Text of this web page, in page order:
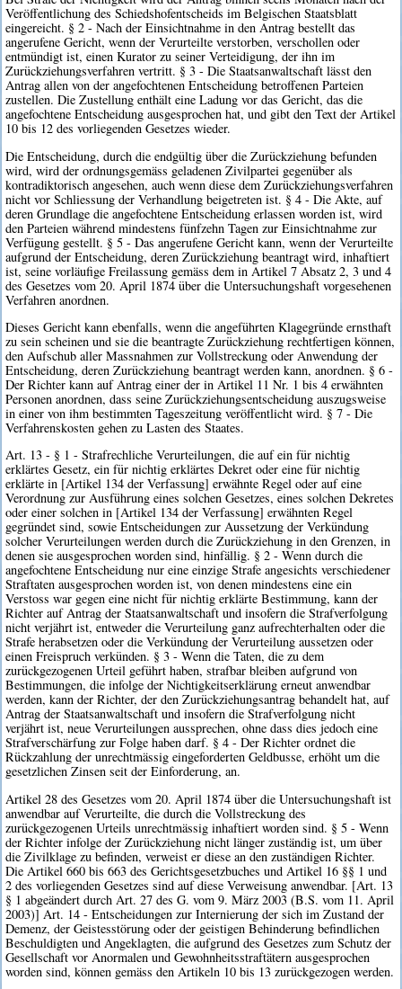
Veröffentlichung des Schiedshofentscheids im Belgischen Staatsblatt
eingereicht. § 2 - Nach der Einsichtnahme in den Antrag bestellt das
angerufene Gericht, wenn der Verurteilte verstorben, verschollen oder
entmündigt ist, einen Kurator zu seiner Verteidigung, der ihn im
Zurückziehungsverfahren vertritt. § 3 - Die Staatsanwaltschaft lässt den
Antrag allen von der angefochtenen Entscheidung betroffenen Parteien
zustellen. Die Zustellung enthält eine Ladung vor das Gericht, das die
angefochtene Entscheidung ausgesprochen hat, und gibt den Text der Artikel
10 bis 12 des vorliegenden Gesetzes wieder.
Die Entscheidung, durch die endgültig über die Zurückziehung befunden
wird, wird der ordnungsgemäss geladenen Zivilpartei gegenüber als
kontradiktorisch angesehen, auch wenn diese dem Zurückziehungsverfahren
nicht vor Schliessung der Verhandlung beigetreten ist. § 4 - Die Akte, auf
deren Grundlage die angefochtene Entscheidung erlassen worden ist, wird
den Parteien während mindestens fünfzehn Tagen zur Einsichtnahme zur
Verfügung gestellt. § 5 - Das angerufene Gericht kann, wenn der Verurteilte
aufgrund der Entscheidung, deren Zurückziehung beantragt wird, inhaftiert
ist, seine vorläufige Freilassung gemäss dem in Artikel 7 Absatz 2, 3 und 4
des Gesetzes vom 20. April 1874 über die Untersuchungshaft vorgesehenen
Verfahren anordnen.
Dieses Gericht kann ebenfalls, wenn die angeführten Klagegründe ernsthaft
zu sein scheinen und sie die beantragte Zurückziehung rechtfertigen können,
den Aufschub aller Massnahmen zur Vollstreckung oder Anwendung der
Entscheidung, deren Zurückziehung beantragt werden kann, anordnen. § 6 -
Der Richter kann auf Antrag einer der in Artikel 11 Nr. 1 bis 4 erwähnten
Personen anordnen, dass seine Zurückziehungsentscheidung auszugsweise
in einer von ihm bestimmten Tageszeitung veröffentlicht wird. § 7 - Die
Verfahrenskosten gehen zu Lasten des Staates.
Art. 13 - § 1 - Strafrechliche Verurteilungen, die auf ein für nichtig
erklärtes Gesetz, ein für nichtig erklärtes Dekret oder eine für nichtig
erklärte in [Artikel 134 der Verfassung] erwähnte Regel oder auf eine
Verordnung zur Ausführung eines solchen Gesetzes, eines solchen Dekretes
oder einer solchen in [Artikel 134 der Verfassung] erwähnten Regel
gegründet sind, sowie Entscheidungen zur Aussetzung der Verkündung
solcher Verurteilungen werden durch die Zurückziehung in den Grenzen, in
denen sie ausgesprochen worden sind, hinfällig. § 2 - Wenn durch die
angefochtene Entscheidung nur eine einzige Strafe angesichts verschiedener
Straftaten ausgesprochen worden ist, von denen mindestens eine ein
Verstoss war gegen eine nicht für nichtig erklärte Bestimmung, kann der
Richter auf Antrag der Staatsanwaltschaft und insofern die Strafverfolgung
nicht verjährt ist, entweder die Verurteilung ganz aufrechterhalten oder die
Strafe herabsetzen oder die Verkündung der Verurteilung aussetzen oder
einen Freispruch verkünden. § 3 - Wenn die Taten, die zu dem
zurückgezogenen Urteil geführt haben, strafbar bleiben aufgrund von
Bestimmungen, die infolge der Nichtigkeitserklärung erneut anwendbar
werden, kann der Richter, der den Zurückziehungsantrag behandelt hat, auf
Antrag der Staatsanwaltschaft und insofern die Strafverfolgung nicht
verjährt ist, neue Verurteilungen aussprechen, ohne dass dies jedoch eine
Strafverschärfung zur Folge haben darf. § 4 - Der Richter ordnet die
Rückzahlung der unrechtmässig eingeforderten Geldbusse, erhöht um die
gesetzlichen Zinsen seit der Einforderung, an.
Artikel 28 des Gesetzes vom 20. April 1874 über die Untersuchungshaft ist
anwendbar auf Verurteilte, die durch die Vollstreckung des
zurückgezogenen Urteils unrechtmässig inhaftiert worden sind. § 5 - Wenn
der Richter infolge der Zurückziehung nicht länger zuständig ist, um über
die Zivilklage zu befinden, verweist er diese an den zuständigen Richter.
Die Artikel 660 bis 663 des Gerichtsgesetzbuches und Artikel 16 §§ 1 und
2 des vorliegenden Gesetzes sind auf diese Verweisung anwendbar. [Art. 13
§ 1 abgeändert durch Art. 27 des G. vom 9. März 2003 (B.S. vom 11. April
2003)] Art. 14 - Entscheidungen zur Internierung der sich im Zustand der
Demenz, der Geistesstörung oder der geistigen Behinderung befindlichen
Beschuldigten und Angeklagten, die aufgrund des Gesetzes zum Schutz der
Gesellschaft vor Anormalen und Gewohnheitsstraftätern ausgesprochen
worden sind, können gemäss den Artikeln 10 bis 13 zurückgezogen werden.